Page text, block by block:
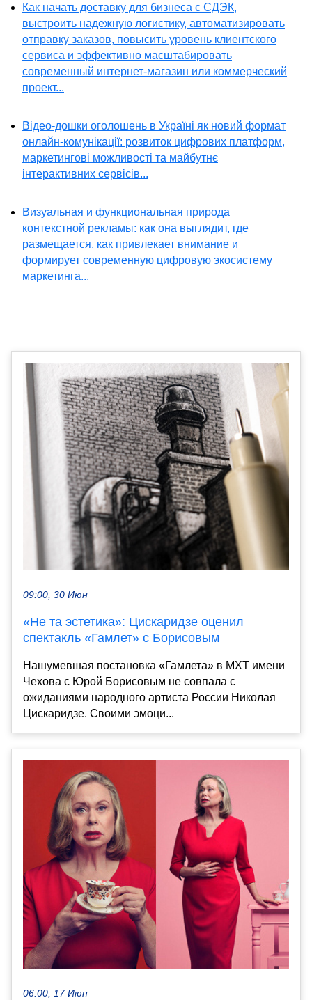
Как начать доставку для бизнеса с СДЭК,
выстроить надежную логистику, автоматизировать
отправку заказов, повысить уровень клиентского
сервиса и эффективно масштабировать
современный интернет-магазин или коммерческий
проект...
Відео-дошки оголошень в Україні як новий формат
онлайн-комунікації: розвиток цифрових платформ,
маркетингові можливості та майбутнє
інтерактивних сервісів...
Визуальная и функциональная природа
контекстной рекламы: как она выглядит, где
размещается, как привлекает внимание и
формирует современную цифровую экосистему
маркетинга...
09:00, 30 Июн
«Не та эстетика»: Цискаридзе оценил
спектакль «Гамлет» с Борисовым
Нашумевшая постановка «Гамлета» в МХТ имени
Чехова с Юрой Борисовым не совпала с
ожиданиями народного артиста России Николая
Цискаридзе. Своими эмоци...
06:00, 17 Июн